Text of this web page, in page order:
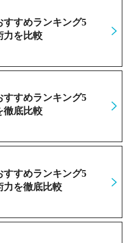
すめランキング5
力を比較
すすめランキング5
徹底比較
すめランキング5
力を徹底比較